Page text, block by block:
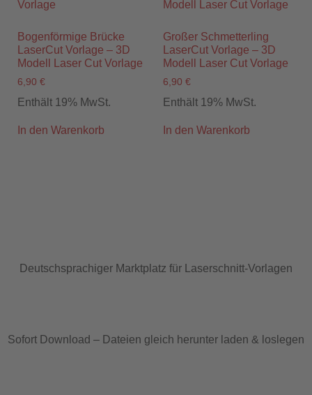
Bogenförmige Brücke
LaserCut Vorlage – 3D
Modell Laser Cut Vorlage
6,90 €
Enthält 19% MwSt.
In den Warenkorb
Großer Schmetterling
LaserCut Vorlage – 3D
Modell Laser Cut Vorlage
6,90 €
Enthält 19% MwSt.
In den Warenkorb
Deutschsprachiger Marktplatz für Laserschnitt-Vorlagen
Sofort Download – Dateien gleich herunter laden & loslegen